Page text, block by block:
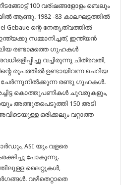
100 വര്ഷങ്ങളോളം ബെലും
ആണ്ടു. 1982 -83 കാലഘട്ടത്തിൽ
Gebaue ന്റെ നേതൃത്വത്തിൽ
സമ്മാനിച്ചത്, ഇന്ത്യൻ
രണ്ടാമത്തെ ഗുഹകൾ
വച്ചിരുന്നു ചിത്രവതി,
രൂപത്തിൽ ഉണ്ടായിവന്ന ചെറിയ
രണ്ടു ഗുഹകൾ.
കൊത്തുപണികൾ ചുവരുകളും,
അത്ഭുതപെടുത്തി 150 അടി
ഒരിക്കലും വറ്റാത്ത
ASI യും വളരെ
പോകുന്നു.
ലൈറ്റുകൾ,
വഴിതെറ്റാതെ